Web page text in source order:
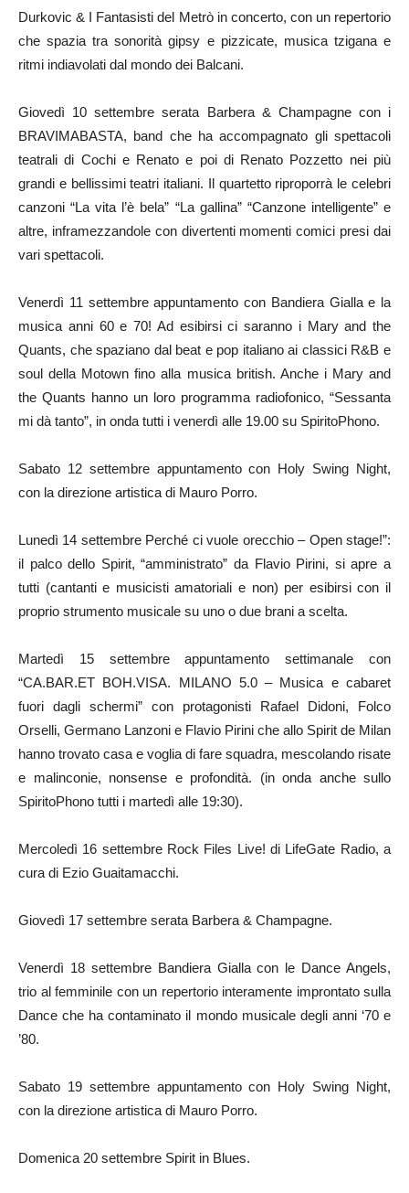
Durkovic & I Fantasisti del Metrò in concerto, con un repertorio
che spazia tra sonorità gipsy e pizzicate, musica tzigana e
ritmi indiavolati dal mondo dei Balcani.
Giovedì 10 settembre serata Barbera & Champagne con i
BRAVIMABASTA, band che ha accompagnato gli spettacoli
teatrali di Cochi e Renato e poi di Renato Pozzetto nei più
grandi e bellissimi teatri italiani. Il quartetto riproporrà le celebri
canzoni “La vita l’è bela” “La gallina” “Canzone intelligente” e
altre, inframezzandole con divertenti momenti comici presi dai
vari spettacoli.
Venerdì 11 settembre appuntamento con Bandiera Gialla e la
musica anni 60 e 70! Ad esibirsi ci saranno i Mary and the
Quants, che spaziano dal beat e pop italiano ai classici R&B e
soul della Motown fino alla musica british. Anche i Mary and
the Quants hanno un loro programma radiofonico, “Sessanta
mi dà tanto”, in onda tutti i venerdì alle 19.00 su SpiritoPhono.
Sabato 12 settembre appuntamento con Holy Swing Night,
con la direzione artistica di Mauro Porro.
Lunedì 14 settembre Perché ci vuole orecchio – Open stage!”:
il palco dello Spirit, “amministrato” da Flavio Pirini, si apre a
tutti (cantanti e musicisti amatoriali e non) per esibirsi con il
proprio strumento musicale su uno o due brani a scelta.
Martedì 15 settembre appuntamento settimanale con
“CA.BAR.ET BOH.VISA. MILANO 5.0 – Musica e cabaret
fuori dagli schermi” con protagonisti Rafael Didoni, Folco
Orselli, Germano Lanzoni e Flavio Pirini che allo Spirit de Milan
hanno trovato casa e voglia di fare squadra, mescolando risate
e malinconie, nonsense e profondità. (in onda anche sullo
SpiritoPhono tutti i martedì alle 19:30).
Mercoledì 16 settembre Rock Files Live! di LifeGate Radio, a
cura di Ezio Guaitamacchi.
Giovedì 17 settembre serata Barbera & Champagne.
Venerdì 18 settembre Bandiera Gialla con le Dance Angels,
trio al femminile con un repertorio interamente improntato sulla
Dance che ha contaminato il mondo musicale degli anni ‘70 e
’80.
Sabato 19 settembre appuntamento con Holy Swing Night,
con la direzione artistica di Mauro Porro.
Domenica 20 settembre Spirit in Blues.